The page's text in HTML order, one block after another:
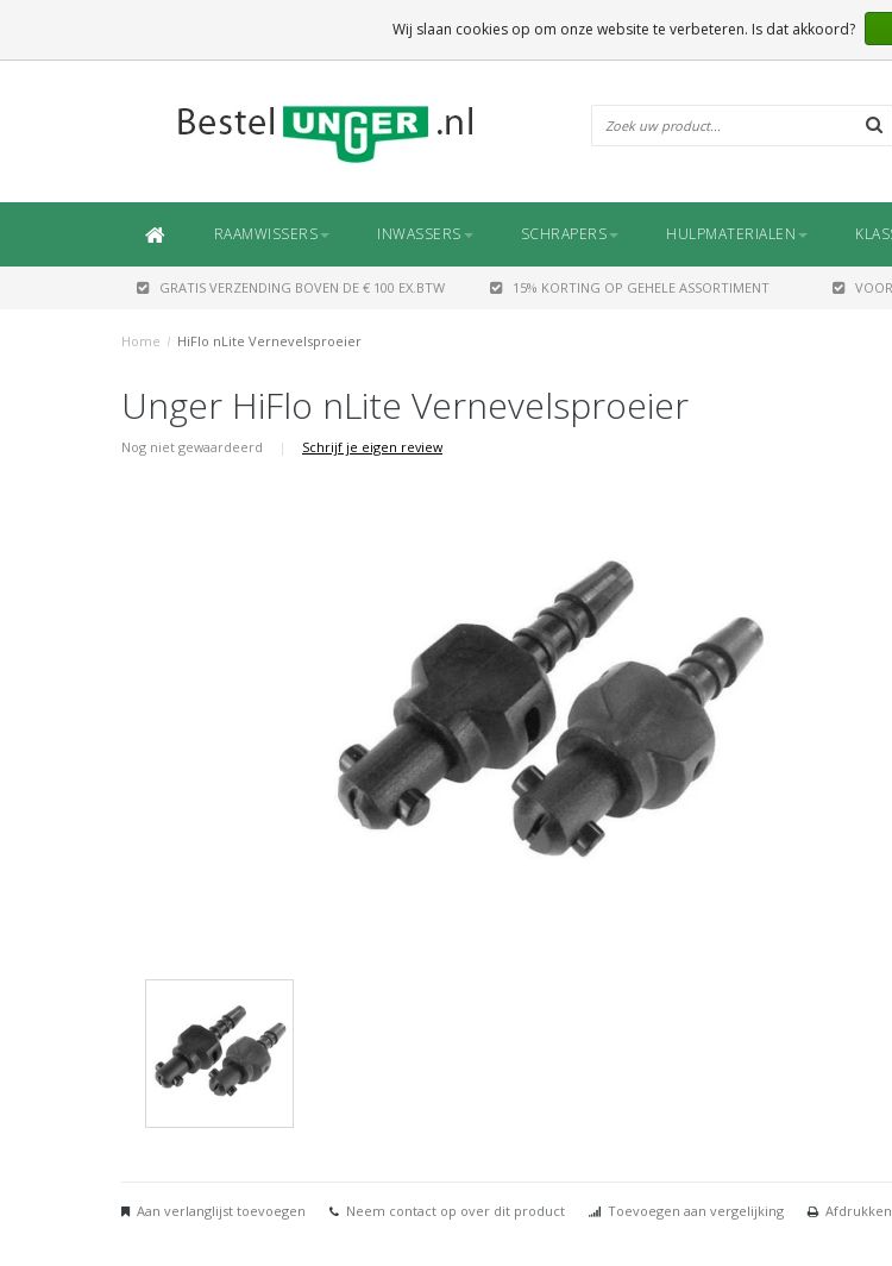
RAAMWISSERS INWASSERS SCHRAPERS HULPMATERIALEN
GRATIS VERZENDING BOVEN DE € 100 EX.BTW 15% KORTING OP GEHELE ASSORTIMENT
Home / HiFlo nLite Vernevelsproeier
Unger HiFlo nLite Vernevelsproeier
Nog niet gewaardeerd | Schrijf je eigen review
Aan verlanglijst toevoegen Neem contact op over dit product Toevoegen aan vergelijking Afdrukken
Wij slaan cookies op om onze website te verbeteren. Is dat akkoord?